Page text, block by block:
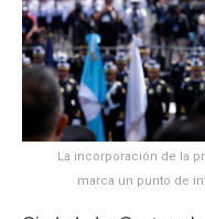
La incorporación de la
marca un punto de